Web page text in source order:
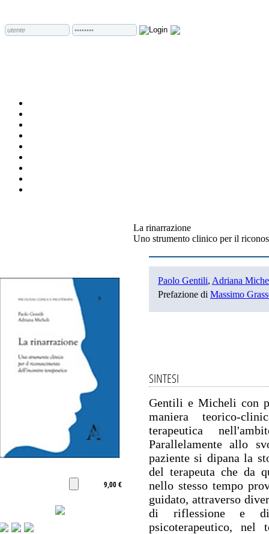
La rinarrazione
Uno strumento clinico per il
9,00 €
Paolo Gentili, Adriana
Prefazione di Massimo
SINTESI
Gentili e Micheli con
maniera teorico-
terapeutica
Parallelamente allo
paziente si dipana la
del terapeuta che da
nello stesso tempo
guidato, attraverso
di riflessione e di
psicoterapeutico, nel